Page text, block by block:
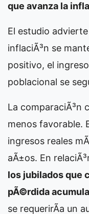
que avanza la
El estudio
inflaciÃ³n se
positivo, el
poblacional se
La comparaciÃ³n
menos favorable.
ingresos reales
aÃ±os. En
los jubilados que
pÃ©rdida
se requerirÃ­a un